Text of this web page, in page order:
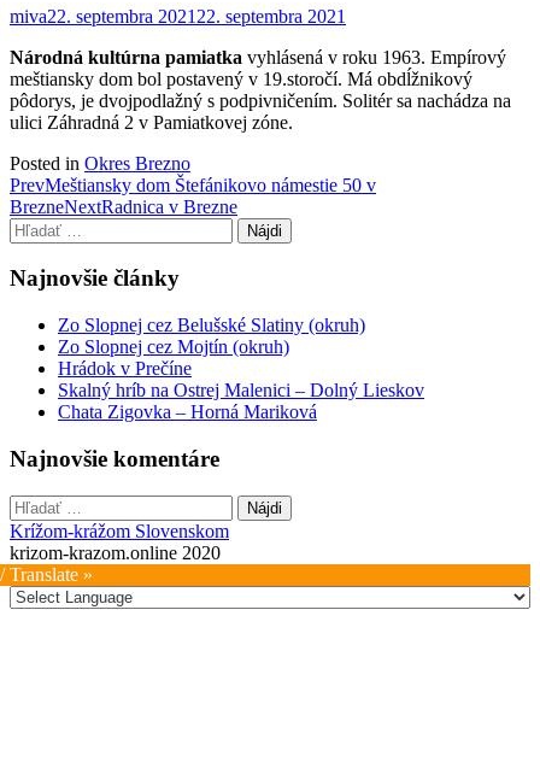
miva22. septembra 2021 22. septembra 2021
Národná kultúrna pamiatka vyhlásená v roku 1963. Empírový
meštiansky dom bol postavený v 19.storočí. Má obdĺžnikový
pôdorys, je dvojpodlažný s podpivničením. Solitér sa nachádza na
ulici Záhradná 2 v Pamiatkovej zóne.
Posted in Okres Brezno
Post
navigation
PrevMeštiansky dom Štefánikovo námestie 50 v
BrezneNextRadnica v Brezne
Hľadať:
Najnovšie články
Zo Slopnej cez Belušské Slatiny (okruh)
Zo Slopnej cez Mojtín (okruh)
Hrádok v Prečíne
Skalný hríb na Ostrej Malenici – Dolný Lieskov
Chata Zigovka – Horná Mariková
Najnovšie komentáre
Hľadať:
Krížom-krážom Slovenskom
krizom-krazom.online 2020
Translate »